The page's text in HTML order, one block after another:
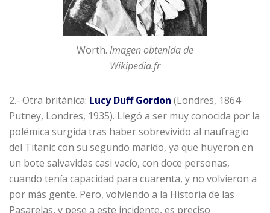
Worth. Imagen obtenida de
Wikipedia.fr
2.- Otra británica: Lucy Duff Gordon (Londres, 1864-
Putney, Londres, 1935). Llegó a ser muy conocida por la
polémica surgida tras haber sobrevivido al naufragio
del Titanic con su segundo marido, ya que huyeron en
un bote salvavidas casi vacío, con doce personas,
cuando tenía capacidad para cuarenta, y no volvieron a
por más gente. Pero, volviendo a la Historia de las
Pasarelas, y pese a este incidente, es preciso